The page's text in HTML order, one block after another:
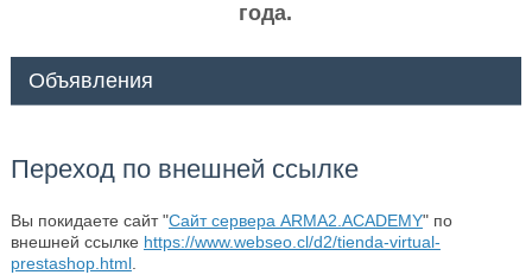
года.
Объявления
Переход по внешней ссылке
Вы покидаете сайт "Сайт сервера ARMA2.ACADEMY" по
внешней ссылке https://www.webseo.cl/d2/tienda-virtual-
prestashop.html.